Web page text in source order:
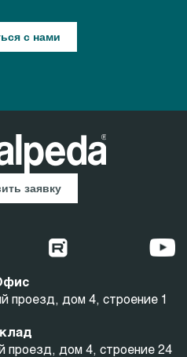
с нами
заявку
проезд, дом 4, строение 1
проезд, дом 4, строение 24